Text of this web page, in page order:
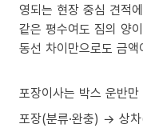
영되는 현장 중심 견적
같은 평수여도 짐의 양
동선 차이만으로도 금
포장이사는 박스 운반
포장(분류·완충) → 상